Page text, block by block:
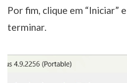
Por fim, clique em “Iniciar”
terminar.